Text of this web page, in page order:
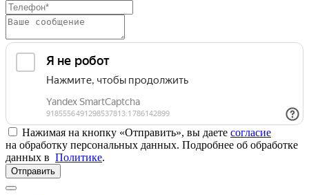
Нажимая на кнопку «Отправить», вы даете согласие
на обработку персональных данных. Подробнее об обработке
данных в Политике.
Отправить